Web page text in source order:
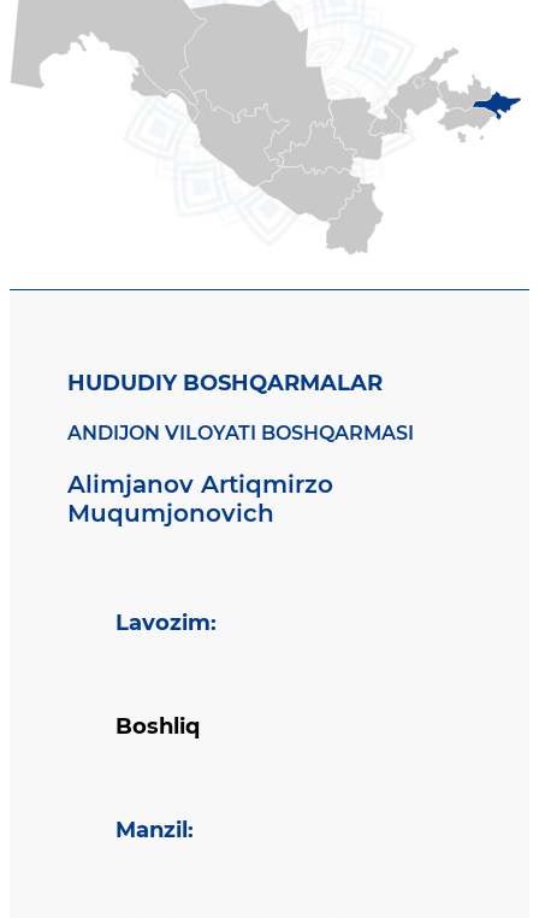
HUDUDIY BOSHQARMALAR
ANDIJON VILOYATI BOSHQARMASI
Alimjanov Artiqmirzo
Muqumjonovich
Lavozim:
Boshliq
Manzil :